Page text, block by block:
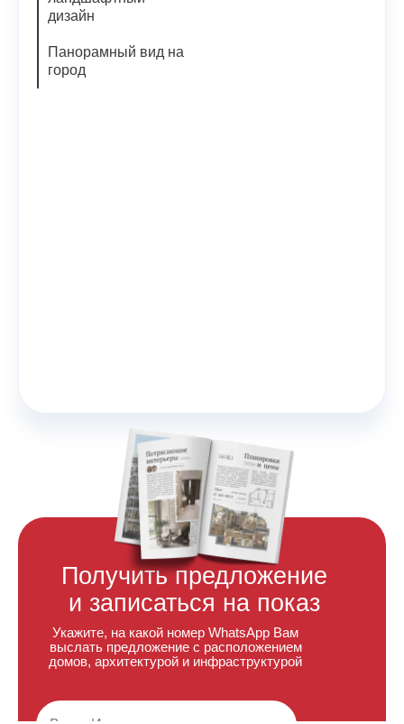
дизайн
Панорамный вид на
город
Получить предложение
и записаться на показ
Укажите, на какой номер WhatsApp Вам
выслать предложение с расположением
домов, архитектурой и инфраструктурой